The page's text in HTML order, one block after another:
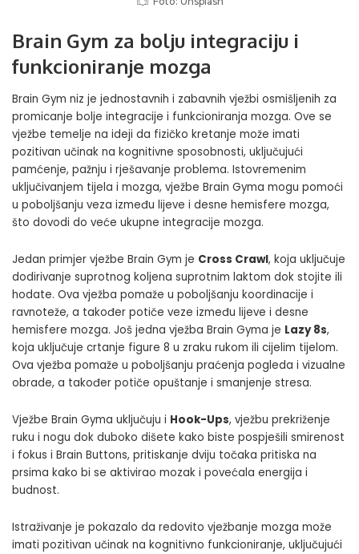
Brain Gym za bolju integraciju i
funkcioniranje mozga
Brain Gym niz je jednostavnih i zabavnih vježbi osmišljenih za
promicanje bolje integracije i funkcioniranja mozga. Ove se
vježbe temelje na ideji da fizičko kretanje može imati
pozitivan učinak na kognitivne sposobnosti, uključujući
pamćenje, pažnju i rješavanje problema. Istovremenim
uključivanjem tijela i mozga, vježbe Brain Gyma mogu pomoći
u poboljšanju veza između lijeve i desne hemisfere mozga,
što dovodi do veće ukupne integracije mozga.
Jedan primjer vježbe Brain Gym je Cross Crawl, koja uključuje
dodirivanje suprotnog koljena suprotnim laktom dok stojite ili
hodate. Ova vježba pomaže u poboljšanju koordinacije i
ravnoteže, a također potiče veze između lijeve i desne
hemisfere mozga. Još jedna vježba Brain Gyma je Lazy 8s,
koja uključuje crtanje figure 8 u zraku rukom ili cijelim tijelom.
Ova vježba pomaže u poboljšanju praćenja pogleda i vizualne
obrade, a također potiče opuštanje i smanjenje stresa.
Vježbe Brain Gyma uključuju i Hook-Ups, vježbu prekriženje
ruku i nogu dok duboko dišete kako biste pospješili smirenost
i fokus i Brain Buttons, pritiskanje dviju točaka pritiska na
prsima kako bi se aktivirao mozak i povećala energija i
budnost.
Istraživanje je pokazalo da redovito vježbanje mozga može
imati pozitivan učinak na kognitivno funkcioniranje, uključujući